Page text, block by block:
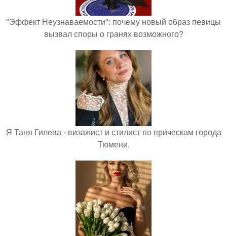
"Эффект Неузнаваемости": почему новый образ певицы
вызвал споры о гранях возможного?
Я Таня Гилева - визажист и стилист по прическам города
Тюмени.